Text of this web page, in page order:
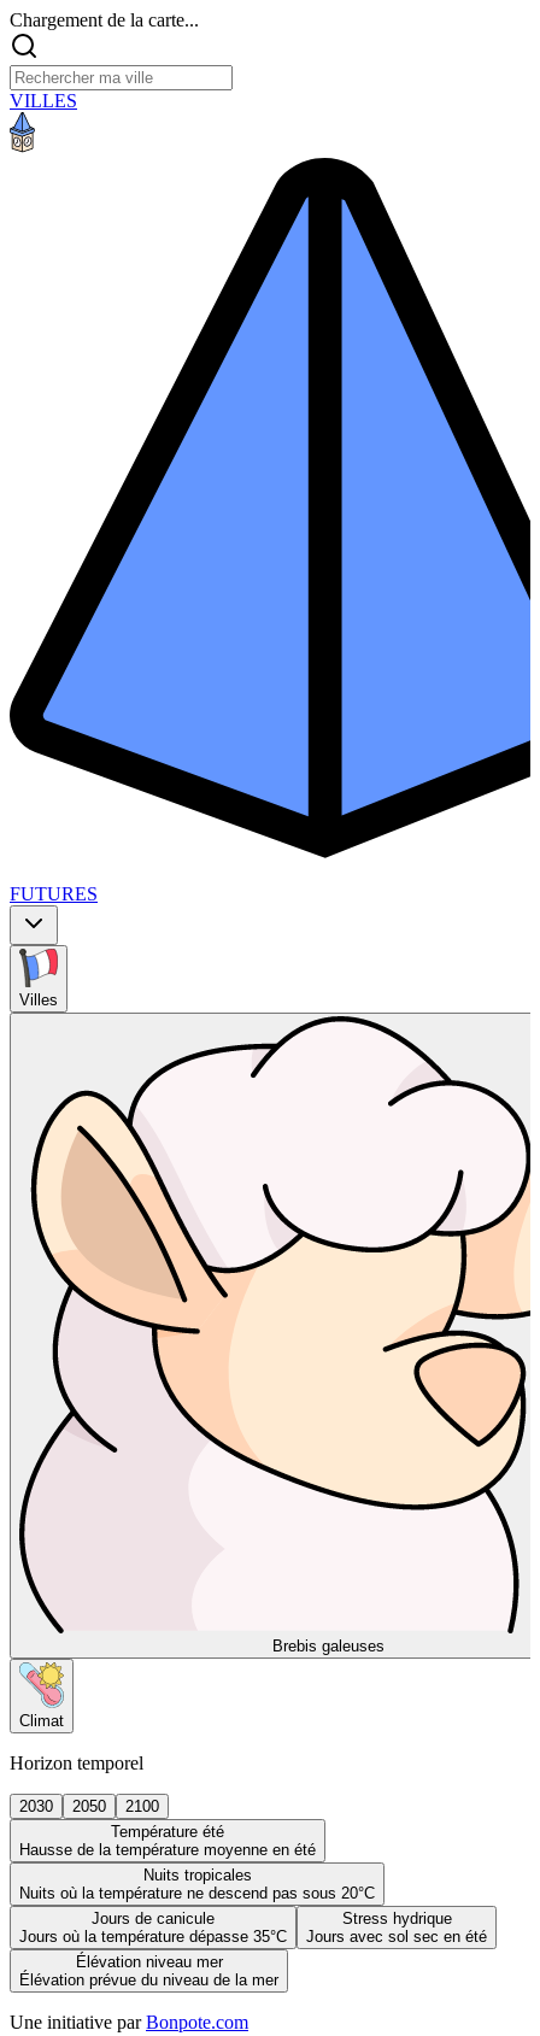
Chargement de la carte...
VILLES
FUTURES
Villes
Brebis galeuses
Climat
Horizon temporel
2030 2050
2100
Température été
Hausse de la température moyenne en été
Nuits tropicales
Nuits où la température ne descend pas sous 20°C
Jours de canicule
Jours où la température dépasse 35°C
Stress hydrique
Jours avec sol sec en été
Élévation niveau mer
Élévation prévue du niveau de la mer
Une initiative par Bonpote.com